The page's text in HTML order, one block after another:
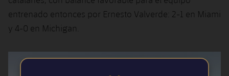
entrenado entonces por Ernesto Valverde: 2-1 en Miami
y 4-0 en Michigan.